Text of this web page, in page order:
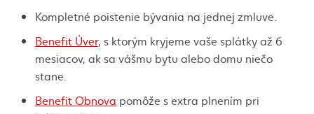
Kompletné poistenie bývania na jednej zmluve.
Benefit Úver, s ktorým kryjeme vaše splátky až 6
mesiacov, ak sa vášmu bytu alebo domu niečo
stane.
Benefit Obnova pomôže s extra plnením pri